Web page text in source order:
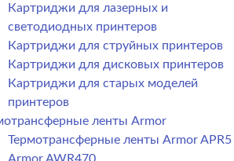
Картриджи для лазерных и
светодиодных принтеров
Картриджи для струйных принтеров
Картриджи для дисковых принтеров
Картриджи для старых моделей
принтеров
ленты Armor
Термотрансферные ленты Armor APR5